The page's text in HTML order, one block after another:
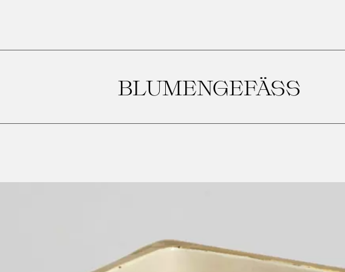
BLUMENGEFÄSS